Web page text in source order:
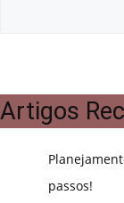
Artigos
passos!